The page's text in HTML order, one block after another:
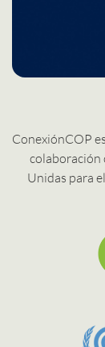
ConexiónCOP
colaboración
Unidas para